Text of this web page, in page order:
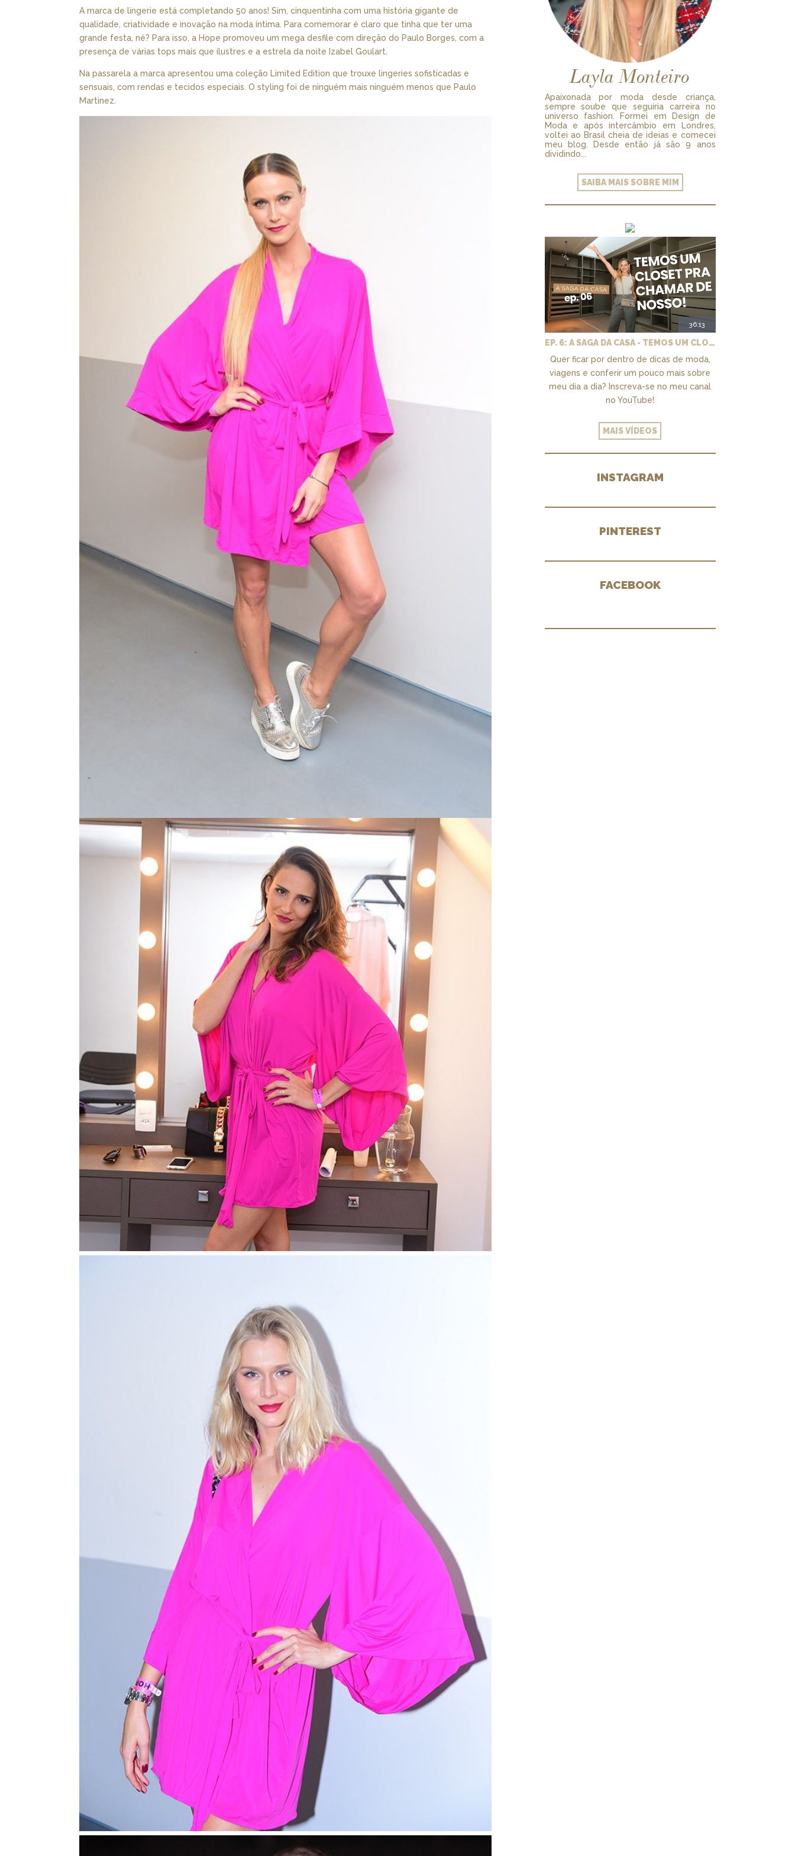
A marca de lingerie está completando 50 anos! Sim, cinquentinha com uma história gigante de
qualidade, criatividade e inovação na moda íntima. Para comemorar é claro que tinha que ter uma
grande festa, né? Para isso, a Hope promoveu um mega desfile com direção do Paulo Borges, com a
presença de várias tops mais que ilustres e a estrela da noite Izabel Goulart.
Na passarela a marca apresentou uma coleção Limited Edition que trouxe lingeries sofisticadas e
sensuais, com rendas e tecidos especiais. O styling foi de ninguém mais ninguém menos que Paulo
Martinez.
Layla Monteiro
Apaixonada por moda desde criança,
sempre soube que seguiria carreira no
universo fashion. Formei em Design de
Moda e após intercâmbio em Londres,
voltei ao Brasil cheia de ideias e comecei
meu blog. Desde então já são 9 anos
dividindo...
SAIBA MAIS SOBRE MIM
36:13
EP. 6: A SAGA DA CASA - TEMOS UM CLOSET PRA CHAMAR DE NOSSO + MARCENARIA E PAISAGISMO
Quer ficar por dentro de dicas de moda,
viagens e conferir um pouco mais sobre
meu dia a dia? Inscreva-se no meu canal
no YouTube!
MAIS VÍDEOS
INSTAGRAM
PINTEREST
FACEBOOK